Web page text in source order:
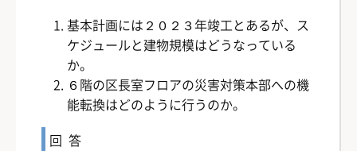
基本計画には２０２３年竣工とあるが、ス
ケジュールと建物規模はどうなっている
か。
６階の区長室フロアの災害対策本部への機
能転換はどのように行うのか。
回答